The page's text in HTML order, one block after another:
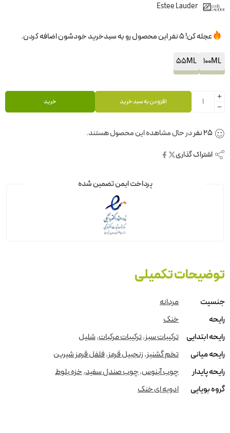
Estee Lauder
عجله کن! 5 نفر این محصول رو به سبدخرید خودشون اضافه کردن.
100ML
55ML
افزودن به سبد خرید خرید
25نفردر حال مشاهده این محصول هستند.
اشتراک گذاری
پرداخت ایمن تضمین شده
توضیحات تکمیلی
جنسیت
مردانه
رایحه
خنک
رایحه ابتدایی
ترکیبات سبز,ترکیبات مرکبات,شلیل
رایحه میانی
تخم گشنیز,زنجبیل قرمز,فلفل قرمز شیرین
رایحه پایدار
چوب آبنوس,چوب صندل سفید,خزه بلوط
گروه بویایی
ادویه ای خنک